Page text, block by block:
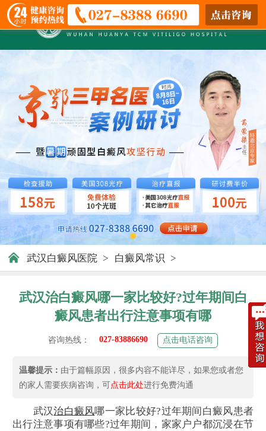
武汉白癜风医院 > 白癜风常识 >
武汉治白癜风哪一家比较好?过年期间白
癜风患者出行注意事项有哪
咨询热线： 027-83886690 点击电话咨询
温馨提示： 由于篇幅原因，很多内容不能详尽，如果您或者您
的家人需要疾病咨询，可点击此处进行免费沟通
武汉治白癜风哪一家比较好?过年期间白癜风患者
出行注意事项有哪些?过年期间，家家户户都沉浸在节